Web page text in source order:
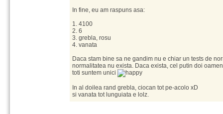
In fine, eu am raspuns asa:
1. 4100
2. 6
3. grebla, rosu
4. vanata
Daca stam bine sa ne gandim nu e chiar un tests de
normalitatea nu exista. Daca exista, cel putin doi
toti suntem unici
In al doilea rand grebla, ciocan tot pe-acolo xD
si vanata tot lunguiata e lolz.